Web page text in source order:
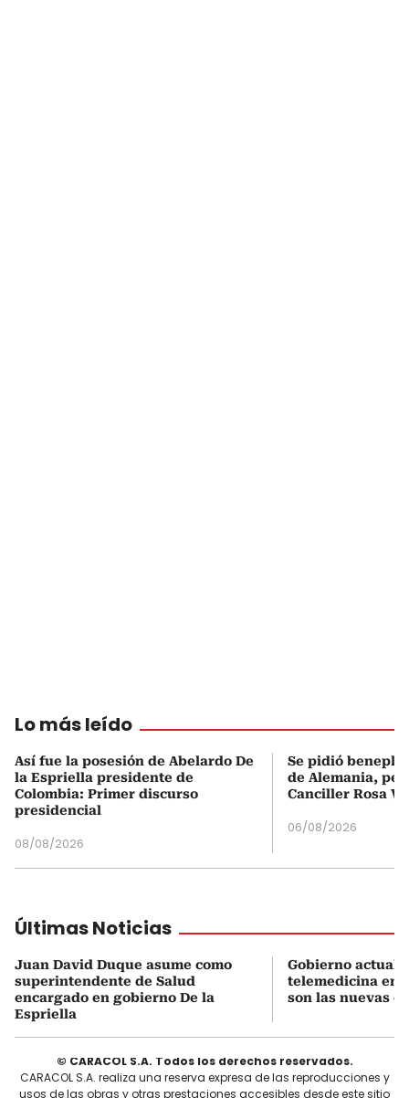
Lo más leído
Así fue la posesión de Abelardo De
la Espriella presidente de
Colombia: Primer discurso
presidencial
08/08/2026
Se pidió
de Alemania,
Canciller Rosa
06/08/2026
Últimas Noticias
Juan David Duque asume como
superintendente de Salud
encargado en gobierno De la
Espriella
Gobierno
telemedicina en
son las nuevas
© CARACOL S.A. Todos los derechos reservados.
CARACOL S.A. realiza una reserva expresa de las reproducciones y
usos de las obras y otras prestaciones accesibles desde este sitio